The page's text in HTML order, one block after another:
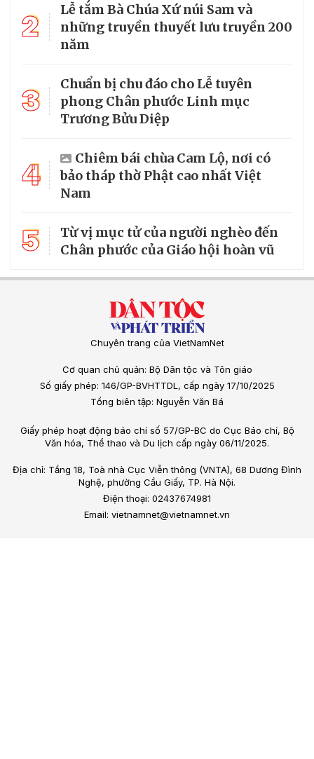
2
Lễ tắm Bà Chúa Xứ núi Sam và
những truyền thuyết lưu truyền 200
năm
3
Chuẩn bị chu đáo cho Lễ tuyên
phong Chân phước Linh mục
Trương Bửu Diệp
4
Chiêm bái chùa Cam Lộ, nơi có
bảo tháp thờ Phật cao nhất Việt
Nam
5
Từ vị mục tử của người nghèo đến
Chân phước của Giáo hội hoàn vũ
Chuyên trang của VietNamNet
Cơ quan chủ quản: Bộ Dân tộc và Tôn giáo
Số giấy phép: 146/GP-BVHTTDL, cấp ngày 17/10/2025
Tổng biên tập: Nguyễn Văn Bá
Giấy phép hoạt động báo chí số 57/GP-BC do Cục Báo chí, Bộ
Văn hóa, Thể thao và Du lịch cấp ngày 06/11/2025.
Địa chỉ: Tầng 18, Toà nhà Cục Viễn thông (VNTA), 68 Dương Đình
Nghệ, phường Cầu Giấy, TP. Hà Nội.
Điện thoại: 02437674981
Email: vietnamnet@vietnamnet.vn